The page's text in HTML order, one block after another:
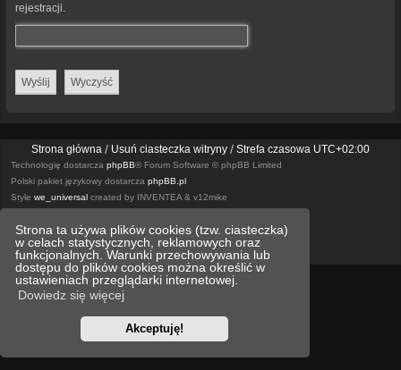
Strona ta używa plików cookies (tzw. ciasteczka)
w celach statystycznych, reklamowych oraz
funkcjonalnych. Warunki przechowywania lub
dostępu do plików cookies można określić w
ustawieniach przeglądarki internetowej.
Dowiedz się więcej
Akceptuję!
rejestracji.
Strona główna Usuń ciasteczka witryny Strefa czasowa UTC+02:00
Technologię dostarcza phpBB® Forum Software © phpBB Limited
Polski pakiet językowy dostarcza phpBB.pl
Style we_universal created by INVENTEA & v12mike
Optimized by:phpBB SEO
Zasady ochrony danych osobowych Regulamin